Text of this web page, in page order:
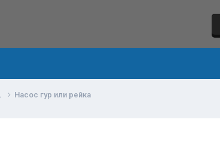
Насос гур или рейка